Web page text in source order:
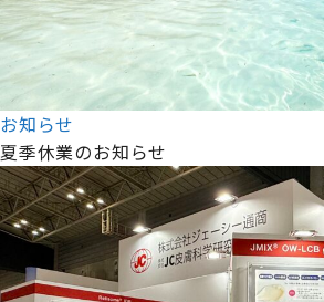
お知らせ
夏季休業のお知らせ